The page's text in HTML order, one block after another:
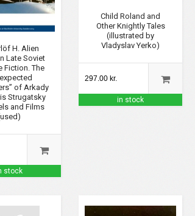
H. Alien
Late Soviet
Fiction. The
of Arkady
Strugatsky
and Films
stock
Child Roland and
Other Knightly Tales
(illustrated by
Vladyslav Yerko)
297.00 kr.
in stock